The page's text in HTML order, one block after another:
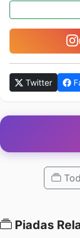
Twitter
Piadas